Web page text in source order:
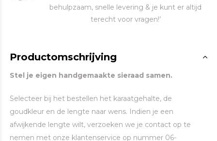
behulpzaam, snelle levering & je kunt er altijd
terecht voor vragen!’
Productomschrijving
Stel je eigen handgemaakte sieraad samen.
Selecteer bij het bestellen het karaatgehalte, de
goudkleur en de lengte naar wens. Indien je een
afwijkende lengte wilt, verzoeken we je contact op te
nemen met onze klantenservice op nummer 06-